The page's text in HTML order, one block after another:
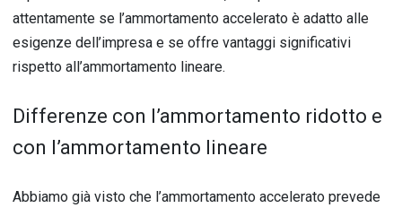
attentamente se l’ammortamento accelerato è adatto alle
esigenze dell’impresa e se offre vantaggi significativi
rispetto all’ammortamento lineare.
Differenze con l’ammortamento ridotto e
con l’ammortamento lineare
Abbiamo già visto che l’ammortamento accelerato prevede